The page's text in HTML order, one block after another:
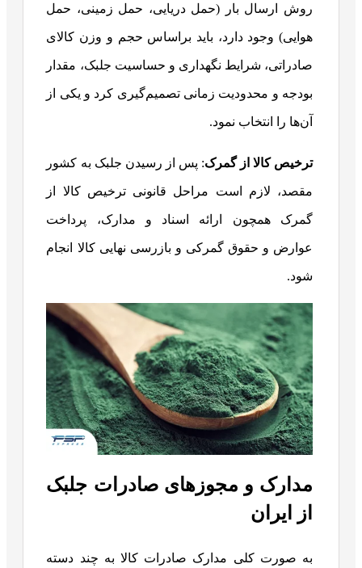
روش ارسال بار (حمل دریایی، حمل زمینی، حمل
هوایی) وجود دارد، باید براساس حجم و وزن کالای
صادراتی، شرایط نگهداری و حساسیت جلبک، مقدار
بودجه و محدودیت زمانی تصمیم‌گیری کرد و یکی از
آن‌ها را انتخاب نمود.
ترخیص کالا از گمرک: پس از رسیدن جلبک به کشور
مقصد، لازم است مراحل قانونی ترخیص کالا از
گمرک همچون ارائه اسناد و مدارک، پرداخت
عوارض و حقوق گمرکی و بازرسی نهایی کالا انجام
شود.
مدارک و مجوزهای صادرات جلبک
از ایران
به صورت کلی مدارک صادرات کالا به چند دسته